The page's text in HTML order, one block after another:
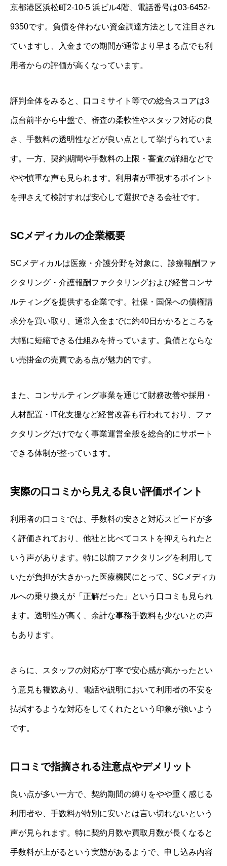
京都港区浜松町2-10-5 浜ビル4階、電話番号は03-6452-
9350です。負債を伴わない資金調達方法として注目され
ていますし、入金までの期間が通常より早まる点でも利
用者からの評価が高くなっています。
評判全体をみると、口コミサイト等での総合スコアは3
点台前半から中盤で、審査の柔軟性やスタッフ対応の良
さ、手数料の透明性などが良い点として挙げられていま
す。一方、契約期間や手数料の上限・審査の詳細などで
やや慎重な声も見られます。利用者が重視するポイント
を押さえて検討すれば安心して選択できる会社です。
SCメディカルの企業概要
SCメディカルは医療・介護分野を対象に、診療報酬ファ
クタリング・介護報酬ファクタリングおよび経営コンサ
ルティングを提供する企業です。社保・国保への債権請
求分を買い取り、通常入金までに約40日かかるところを
大幅に短縮できる仕組みを持っています。負債とならな
い売掛金の売買である点が魅力的です。
また、コンサルティング事業を通じて財務改善や採用・
人材配置・IT化支援など経営改善も行われており、ファ
クタリングだけでなく事業運営全般を総合的にサポート
できる体制が整っています。
実際の口コミから見える良い評価ポイント
利用者の口コミでは、手数料の安さと対応スピードが多
く評価されており、他社と比べてコストを抑えられたと
いう声があります。特に以前ファクタリングを利用して
いたが負担が大きかった医療機関にとって、SCメディカ
ルへの乗り換えが「正解だった」という口コミも見られ
ます。透明性が高く、余計な事務手数料も少ないとの声
もあります。
さらに、スタッフの対応が丁寧で安心感が高かったとい
う意見も複数あり、電話や説明において利用者の不安を
払拭するような対応をしてくれたという印象が強いよう
です。
口コミで指摘される注意点やデメリット
良い点が多い一方で、契約期間の縛りをやや重く感じる
利用者や、手数料が特別に安いとは言い切れないという
声が見られます。特に契約月数や買取月数が長くなると
手数料が上がるという実態があるようで、申し込み内容